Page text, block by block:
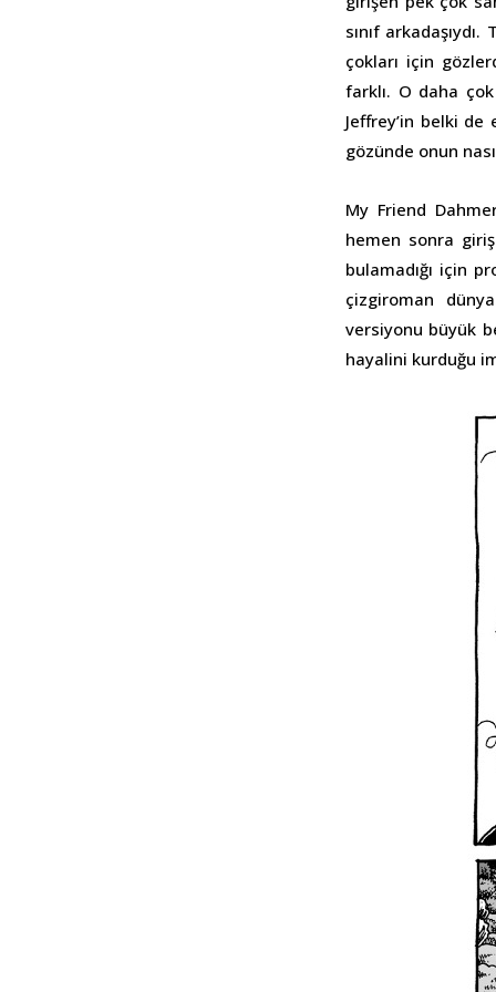
sınıf
çokları için
farklı. O daha
Jeffrey’in belki de
gözünde onun
My Friend
hemen sonra
bulamadığı için
çizgiroman
versiyonu büyük
hayalini kurduğu